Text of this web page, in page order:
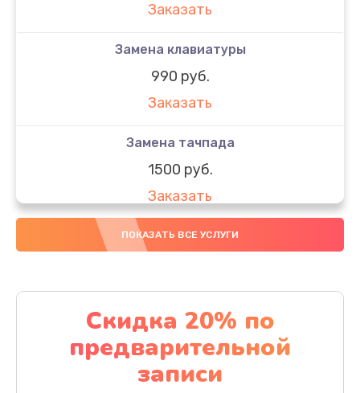
Заказать
Замена клавиатуры
990 руб.
Заказать
Замена тачпада
1500 руб.
Заказать
Замена южного моста
Заказать
Чистка от пыли
1060 руб.
Заказать
ПОКАЗАТЬ ВСЕ УСЛУГИ
Скидка 20% по
предварительной
записи